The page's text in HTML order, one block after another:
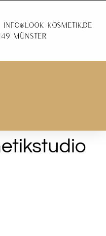
info@look-kosmetik.de
Münster